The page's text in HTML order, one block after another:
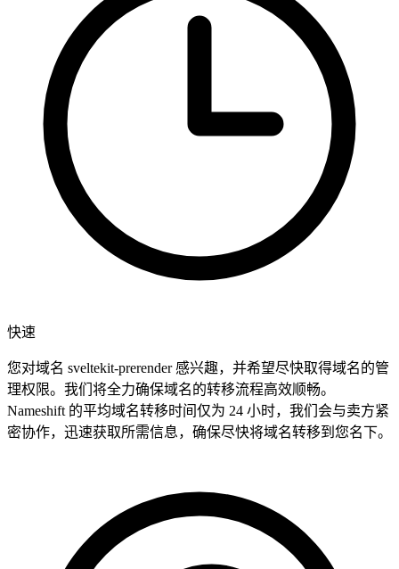
快速
您对域名 sveltekit-prerender 感兴趣，并希望尽快取得域名的管
理权限。我们将全力确保域名的转移流程高效顺畅。
Nameshift 的平均域名转移时间仅为 24 小时，我们会与卖方紧
密协作，迅速获取所需信息，确保尽快将域名转移到您名下。